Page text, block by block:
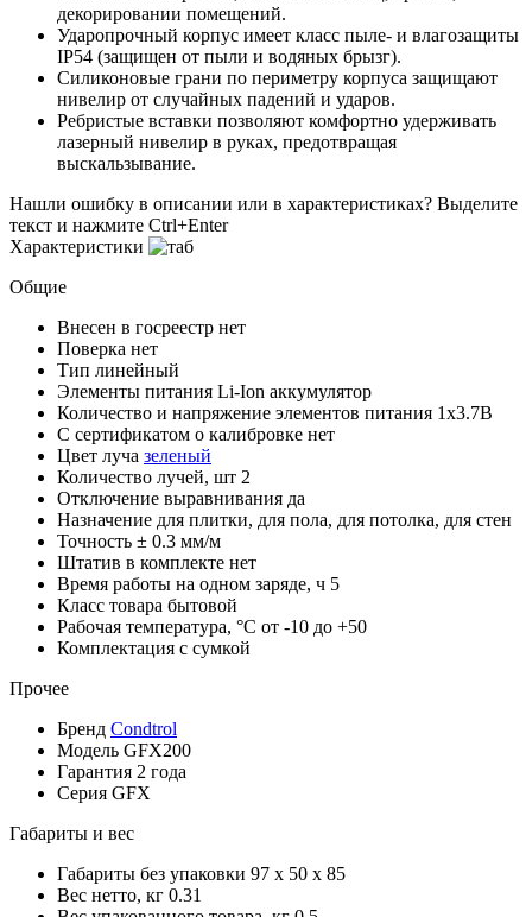
декорировании помещений.
Ударопрочный корпус имеет класс пыле- и влагозащиты
IP54 (защищен от пыли и водяных брызг).
Силиконовые грани по периметру корпуса защищают
нивелир от случайных падений и ударов.
Ребристые вставки позволяют комфортно удерживать
лазерный нивелир в руках, предотвращая
выскальзывание.
Нашли ошибку в описании или в характеристиках? Выделите
текст и нажмите Ctrl+Enter
Характеристики
Общие
Внесен в госреестр нет
Поверка нет
Тип линейный
Элементы питания Li-Ion аккумулятор
Количество и напряжение элементов питания 1х3.7В
С сертификатом о калибровке нет
Цвет луча зеленый
Количество лучей, шт 2
Отключение выравнивания да
Назначение для плитки, для пола, для потолка, для стен
Точность ± 0.3 мм/м
Штатив в комплекте нет
Время работы на одном заряде, ч 5
Класс товара бытовой
Рабочая температура, °С от -10 до +50
Комплектация с сумкой
Прочее
Бренд Condtrol
Модель GFX200
Гарантия 2 года
Серия GFX
Габариты и вес
Габариты без упаковки 97 х 50 х 85
Вес нетто, кг 0.31